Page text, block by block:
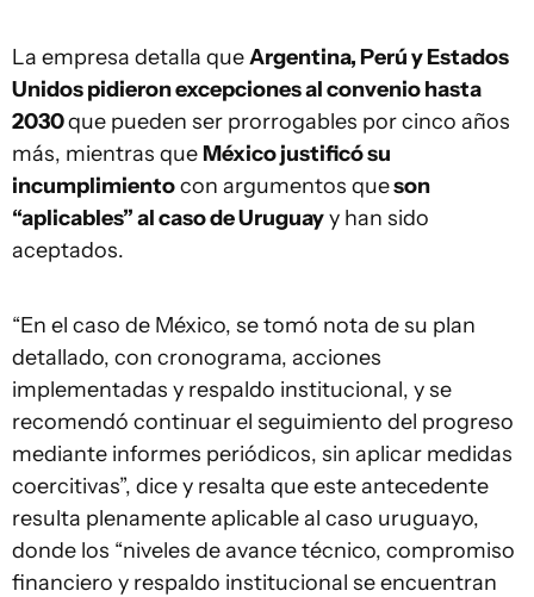
La empresa detalla queArgentina, Perú y Estados
Unidos pidieron excepciones al convenio hasta
2030que pueden ser prorrogables por cinco años
más, mientras que México justificó su
incumplimientocon argumentos queson
“aplicables” al caso de Uruguayy han sido
aceptados.
“En el caso de México, se tomó nota de su plan
detallado, con cronograma, acciones
implementadas y respaldo institucional, y se
recomendó continuar el seguimiento del progreso
mediante informes periódicos, sin aplicar medidas
coercitivas”, dice y resalta que este antecedente
resulta plenamente aplicable al caso uruguayo,
donde los “niveles de avance técnico, compromiso
financiero y respaldo institucional se encuentran